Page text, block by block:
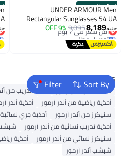
الستور الرسمي
UNDER ARMOUR Men
Rectangular Sunglasses 54 UA
GAMUT
جنيه8,189
9,095
9% OFF أقل سعر في 7 يوم
توصيل مجاني
أقل سعر في 7 يوم
Sort By
FilterPopular Searches
شبشب من أندر آرمور
أحذية تدريب من
أحذية رياضية من أندر آرمور
أحذية أندر
سنيكرز من أندر آرمور
أحذية جري
أحذية تدريب نسائية من أندر آرمور
شبشب
سنيكرز نسائي من أندر آرمور
أحذية
شبشب أندر آرمور